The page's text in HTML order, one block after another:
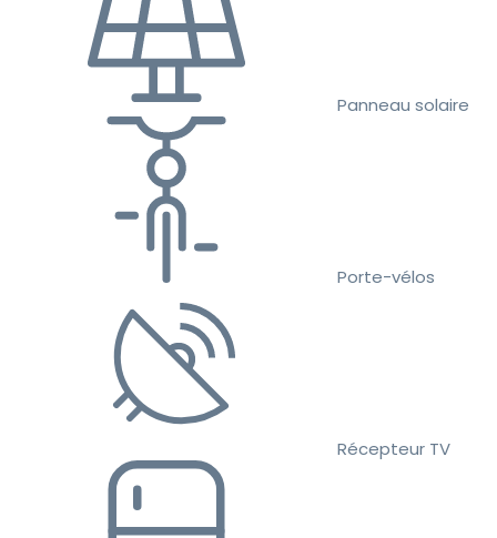
Panneau solaire
Porte-vélos
Récepteur TV